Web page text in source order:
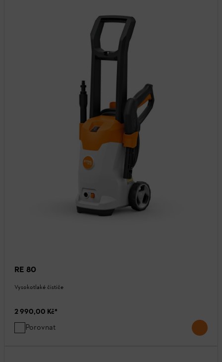
RE 80
Vysokotlaké čističe
2 990,00 Kč*
Porovnat